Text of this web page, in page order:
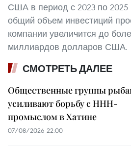
США в период с 2023 по
общий объем инвестиций
компании увеличится до
миллиардов долларов США.
СМОТРЕТЬ ДАЛЕЕ
Общественные группы
усиливают борьбу с ННН-
промыслом в Хатине
07/08/2026 22:00